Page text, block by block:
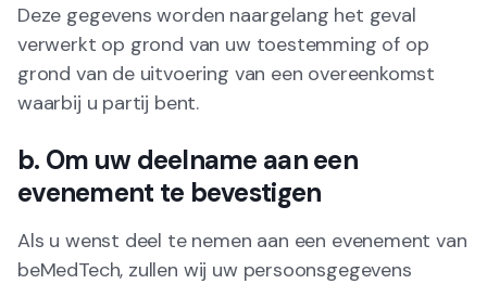
Deze gegevens worden naargelang het geval
verwerkt op grond van uw toestemming of op
grond van de uitvoering van een overeenkomst
waarbij u partij bent.
b. Om uw deelname aan een
evenement te bevestigen
Als u wenst deel te nemen aan een evenement van
beMedTech, zullen wij uw persoonsgegevens